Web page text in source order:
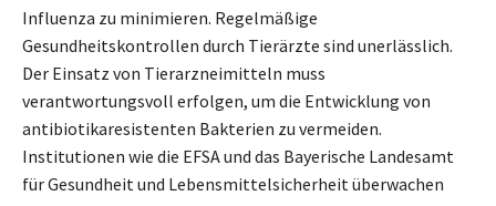
Influenza zu minimieren. Regelmäßige
Gesundheitskontrollen durch Tierärzte sind unerlässlich.
Der Einsatz von Tierarzneimitteln muss
verantwortungsvoll erfolgen, um die Entwicklung von
antibiotikaresistenten Bakterien zu vermeiden.
Institutionen wie die EFSA und das Bayerische Landesamt
für Gesundheit und Lebensmittelsicherheit überwachen